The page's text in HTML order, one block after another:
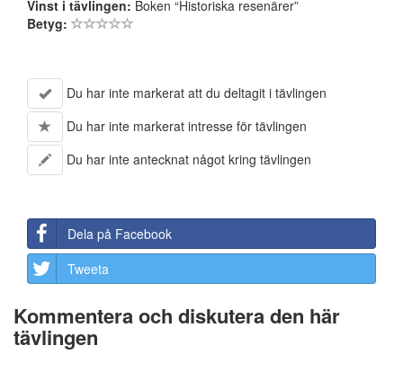
Vinst i tävlingen: Boken “Historiska resenärer”
Betyg:
Du har inte markerat att du deltagit i tävlingen
Du har inte markerat intresse för tävlingen
Du har inte antecknat något kring tävlingen
Dela på Facebook
Tweeta
Kommentera och diskutera den här
tävlingen